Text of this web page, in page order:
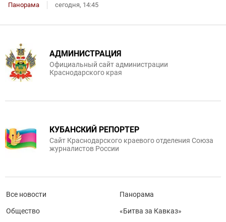
Панорама сегодня, 14:45
АДМИНИСТРАЦИЯ
Официальный сайт администрации
Краснодарского края
КУБАНСКИЙ РЕПОРТЕР
Сайт Краснодарского краевого отделения Союза
журналистов России
Все новости
Общество
Панорама
«Битва за Кавказ»